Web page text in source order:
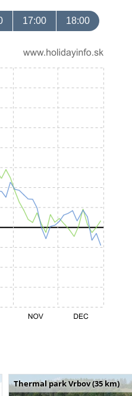
17:00 18:00
Thermal park Vrbov (35 km)